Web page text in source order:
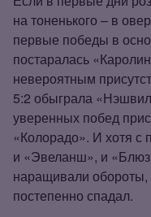
на тоненького – в
первые победы в
постаралась
невероятным
5:2 обыграла
уверенных побед
«Колорадо». И хотя с
и «Эвеланш», и
наращивали обороты,
постепенно спадал.